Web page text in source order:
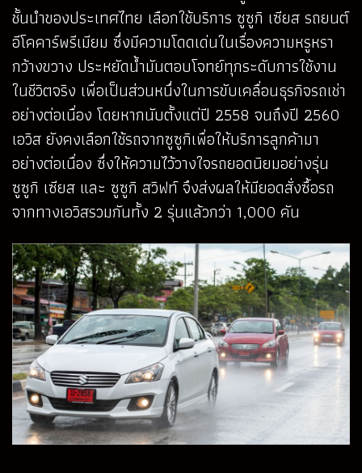
ชั้นนำของประเทศไทย เลือกใช้บริการ ซูซูกิ เซียส รถยนต์
อีโคคาร์พรีเมียม ซึ่งมีความโดดเด่นในเรื่องความหรูหรา
กว้างขวาง ประหยัดน้ำมันตอบโจทย์ทุกระดับการใช้งาน
ในชีวิตจริง เพื่อเป็นส่วนหนึ่งในการขับเคลื่อนธุรกิจรถเช่า
อย่างต่อเนื่อง โดยหากนับตั้งแต่ปี 2558 จนถึงปี 2560
เอวิส ยังคงเลือกใช้รถจากซูซูกิเพื่อให้บริการลูกค้ามา
อย่างต่อเนื่อง ซึ่งให้ความไว้วางใจรถยอดนิยมอย่างรุ่น
ซูซูกิ เซียส และ ซูซูกิ สวิฟท์ จึงส่งผลให้มียอดสั่งซื้อรถ
จากทางเอวิสรวมกันทั้ง 2 รุ่นแล้วกว่า 1,000 คัน